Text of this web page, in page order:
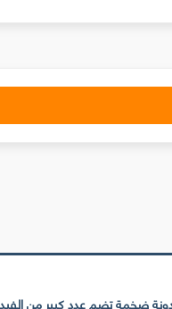
ضخمة تضم عدد كبير من